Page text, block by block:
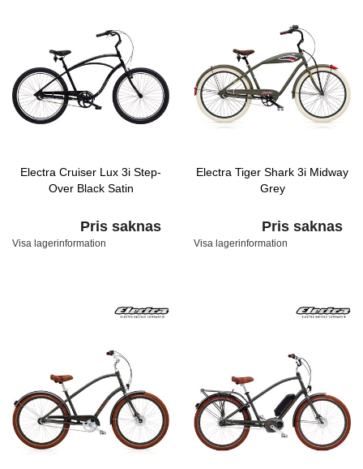
Electra Cruiser Lux 3i Step-
Over Black Satin
Pris saknas
Visa lagerinformation
Electra Tiger Shark 3i Midway
Grey
Pris saknas
Visa lagerinformation